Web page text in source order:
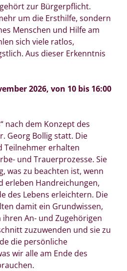
zur Bürgerpflicht.
um die Ersthilfe, sondern
Menschen und Hilfe am
sich viele ratlos,
Aus dieser Erkenntnis
2026, von 10 bis 16:00
nach dem Konzept des
Georg Bollig statt. Die
Teilnehmer erhalten
und Trauerprozesse. Sie
was zu beachten ist, wenn
erleben Handreichungen,
des Lebens erleichtern. Die
damit ein Grundwissen,
An- und Zugehörigen
zuzuwenden und sie zu
die persönliche
wir alle am Ende des